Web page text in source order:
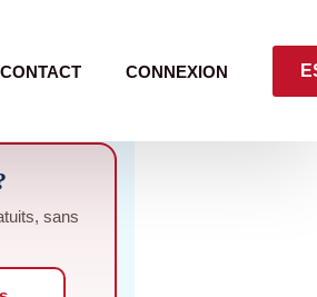
CONTACT CONNEXION
sans